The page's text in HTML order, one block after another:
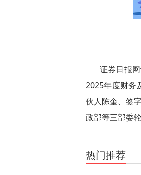
证券日报
2025年度财务
伙人陈奎、签
政部等三部委
热门推荐